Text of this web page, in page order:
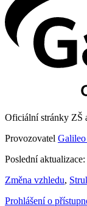
Oficiální stránky ZŠ
Provozovatel
Poslední
Změna vzhledu,
Prohlášení o